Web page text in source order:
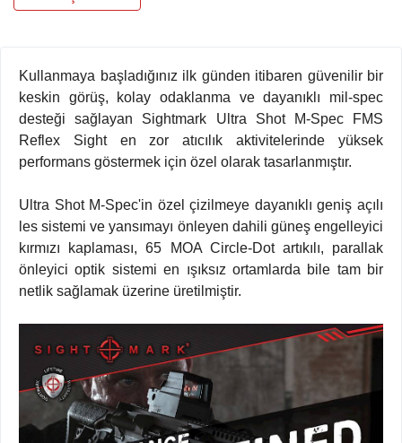
Kullanmaya başladığınız ilk günden itibaren güvenilir bir
keskin görüş, kolay odaklanma ve dayanıklı mil-spec
desteği sağlayan Sightmark Ultra Shot M-Spec FMS
Reflex Sight en zor atıcılık aktivitelerinde yüksek
performans göstermek için özel olarak tasarlanmıştır.
Ultra Shot M-Spec'in özel çizilmeye dayanıklı geniş açılı
les sistemi ve yansımayı önleyen dahili güneş engelleyici
kırmızı kaplaması, 65 MOA Circle-Dot artıkılı, parallak
önleyici optik sistemi en ışıksız ortamlarda bile tam bir
netlik sağlamak üzerine üretilmiştir.